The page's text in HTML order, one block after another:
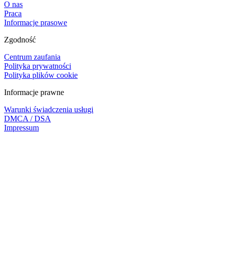
O nas
Praca
Informacje prasowe
Zgodność
Centrum zaufania
Polityka prywatności
Polityka plików cookie
Informacje prawne
Warunki świadczenia usługi
DMCA / DSA
Impressum